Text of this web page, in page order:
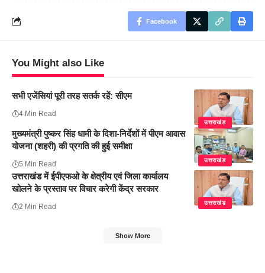
Facebook
You Might also Like
उत्तराखंड
सभी एजेंसियां पूरी तरह सतर्क रहें: सीएम
4 Min Read
उत्तराखंड
मुख्यमंत्री पुष्कर सिंह धामी के दिशा-निर्देशों में पीएम आवास
योजना (शहरी) की प्रगति की हुई समीक्षा
5 Min Read
उत्तराखंड
उत्तराखंड में ईपीएफओ के क्षेत्रीय एवं जिला कार्यालय
खोलने के प्रस्ताव पर विचार करेगी केंद्र सरकार
2 Min Read
Show More